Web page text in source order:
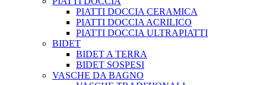
PIATTI DOCCIA CERAMICA
PIATTI DOCCIA ACRILICO
PIATTI DOCCIA ULTRAPIATTI
BIDET
BIDET A TERRA
BIDET SOSPESI
VASCHE DA BAGNO